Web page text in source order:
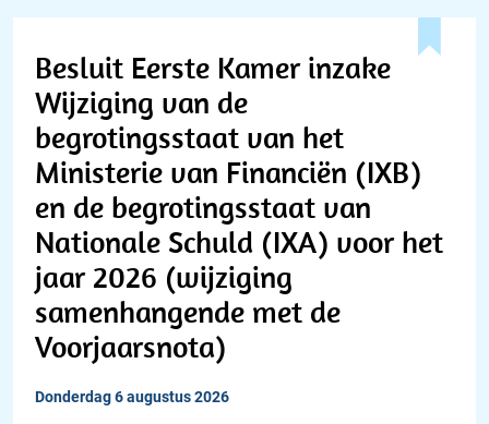
Besluit Eerste Kamer inzake
Wijziging van de
begrotingsstaat van het
Ministerie van Financiën (IXB)
en de begrotingsstaat van
Nationale Schuld (IXA) voor het
jaar 2026 (wijziging
samenhangende met de
Voorjaarsnota)
donderdag 6 augustus 2026